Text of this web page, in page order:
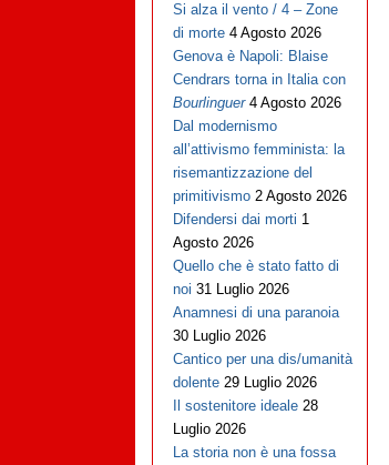
Si alza il vento / 4 – Zone
di morte 4 Agosto 2026
Genova è Napoli: Blaise
Cendrars torna in Italia con
Bourlinguer 4 Agosto 2026
Dal modernismo
all’attivismo femminista: la
risemantizzazione del
primitivismo 2 Agosto 2026
Difendersi dai morti 1
Agosto 2026
Quello che è stato fatto di
noi 31 Luglio 2026
Anamnesi di una paranoia
30 Luglio 2026
Cantico per una dis/umanità
dolente 29 Luglio 2026
Il sostenitore ideale 28
Luglio 2026
La storia non è una fossa